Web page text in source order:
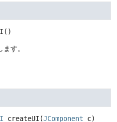
()
す。
createUI (JComponent c)